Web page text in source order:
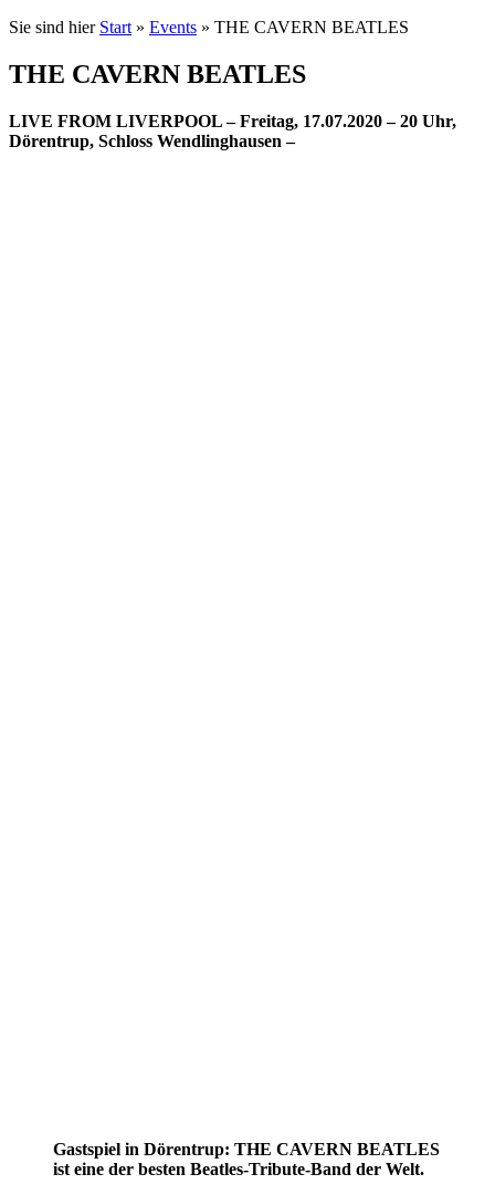
Sie sind hier Start » Events » THE CAVERN BEATLES
THE CAVERN BEATLES
LIVE FROM LIVERPOOL – Freitag, 17.07.2020 – 20 Uhr,
Dörentrup, Schloss Wendlinghausen –
Gastspiel in Dörentrup: THE CAVERN BEATLES
ist eine der besten Beatles-Tribute-Band der Welt.